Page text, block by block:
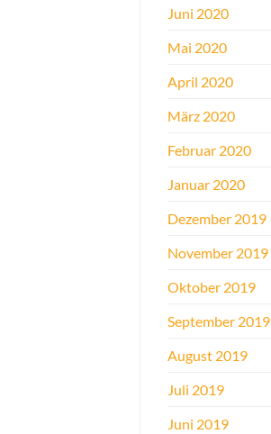
Juni 2020
Mai 2020
April 2020
März 2020
Februar 2020
Januar 2020
Dezember 2019
November 2019
Oktober 2019
September 2019
August 2019
Juli 2019
Juni 2019